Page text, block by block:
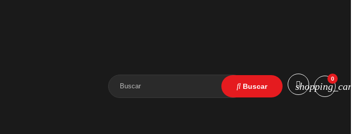
shopping_cart
0